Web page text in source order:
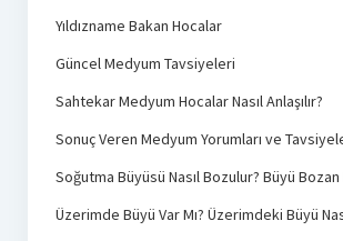
Yıldızname Bakan Hocalar
Güncel Medyum Tavsiyeleri
Sahtekar Medyum Hocalar Nasıl Anlaşılır?
Sonuç Veren Medyum Yorumları ve
Soğutma Büyüsü Nasıl Bozulur? Büyü
Üzerimde Büyü Var Mı? Üzerimdeki Büyü